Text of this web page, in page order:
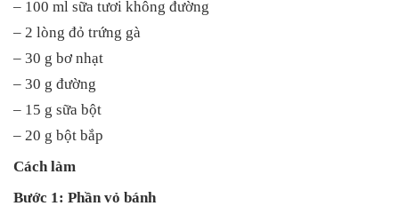
– 100 ml sữa tươi không đường
– 2 lòng đỏ trứng gà
– 30 g bơ nhạt
– 30 g đường
– 15 g sữa bột
– 20 g bột bắp
Cách làm
Bước 1: Phần vỏ bánh